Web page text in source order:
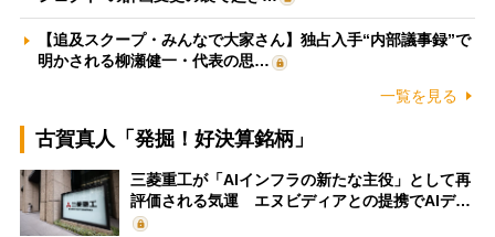
【追及スクープ・みんなで大家さん】独占入手“内部議事録”で
明かされる柳瀬健一・代表の思…
一覧を見る
古賀真人「発掘！好決算銘柄」
三菱重工が「AIインフラの新たな主役」として再
評価される気運 エヌビディアとの提携でAIデ…